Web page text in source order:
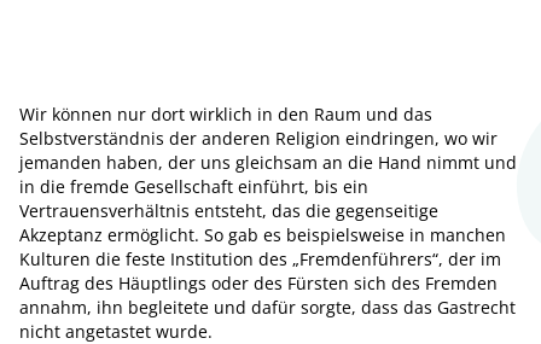
Wir können nur dort wirklich in den Raum und das
Selbstverständnis der anderen Religion eindringen, wo wir
jemanden haben, der uns gleichsam an die Hand nimmt und
in die fremde Gesellschaft einführt, bis ein
Vertrauensverhältnis entsteht, das die gegenseitige
Akzeptanz ermöglicht. So gab es beispielsweise in manchen
Kulturen die feste Institution des „Fremdenführers“, der im
Auftrag des Häuptlings oder des Fürsten sich des Fremden
annahm, ihn begleitete und dafür sorgte, dass das Gastrecht
nicht angetastet wurde.